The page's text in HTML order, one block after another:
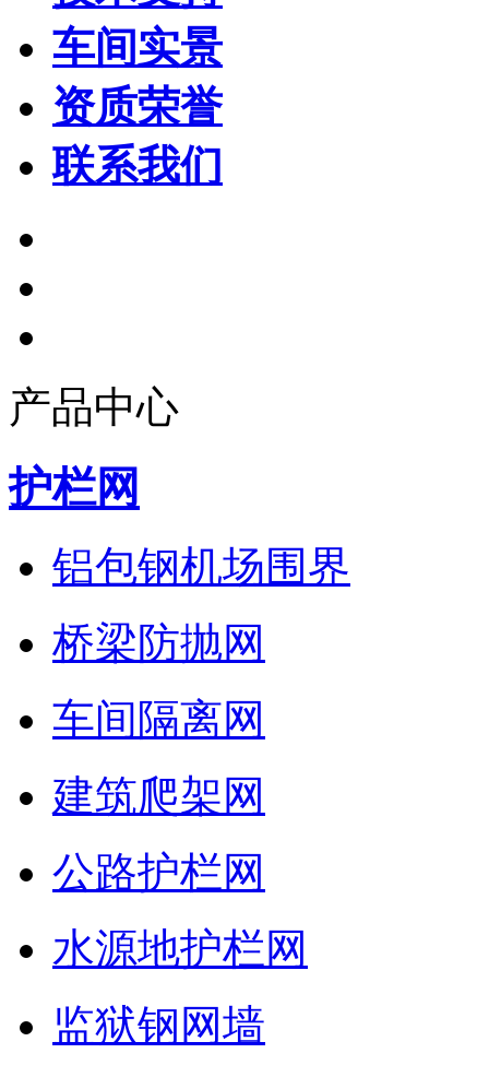
车间实景
资质荣誉
联系我们
产品中心
护栏网
铝包钢机场围界
桥梁防抛网
车间隔离网
建筑爬架网
公路护栏网
水源地护栏网
监狱钢网墙